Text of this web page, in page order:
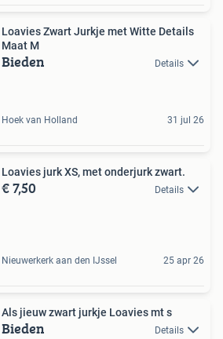
Loavies Zwart Jurkje met Witte Details
Maat M
Bieden Details
Hoek van Holland 31 jul 26
Loavies jurk XS, met onderjurk zwart.
€ 7,50 Details
Nieuwerkerk aan den IJssel 25 apr 26
Als jieuw zwart jurkje Loavies mt s
Bieden Details